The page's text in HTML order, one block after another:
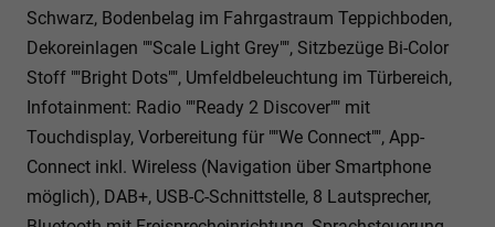
Schwarz, Bodenbelag im Fahrgastraum Teppichboden,
Dekoreinlagen ""Scale Light Grey"", Sitzbezüge Bi-Color
Stoff ""Bright Dots"", Umfeldbeleuchtung im Türbereich,
Infotainment: Radio ""Ready 2 Discover"" mit
Touchdisplay, Vorbereitung für ""We Connect"", App-
Connect inkl. Wireless (Navigation über Smartphone
möglich), DAB+, USB-C-Schnittstelle, 8 Lautsprecher,